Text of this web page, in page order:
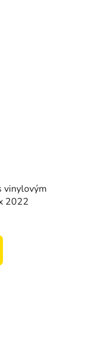
vinylovým
2022